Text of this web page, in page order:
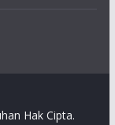
Hak Cipta.